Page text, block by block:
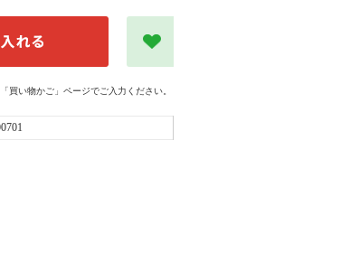
い物かご」ページでご入力ください。